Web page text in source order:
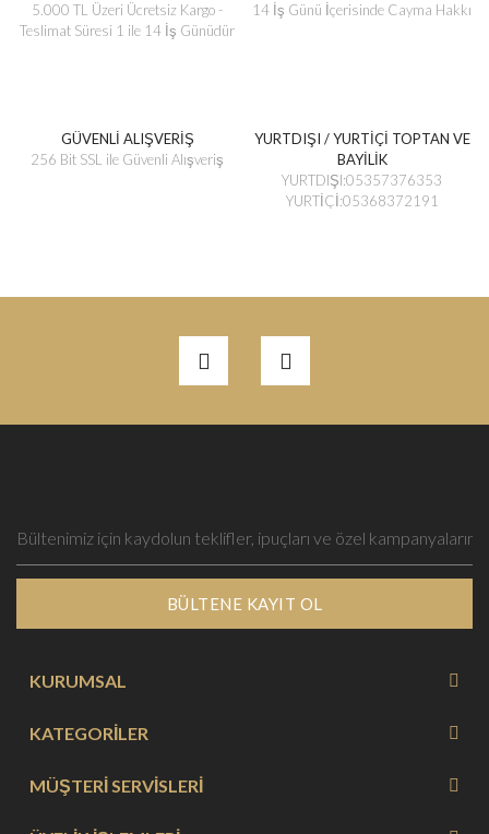
5.000 TL Üzeri Ücretsiz Kargo -
Teslimat Süresi 1 ile 14 İş Günüdür
14 İş Günü İçerisinde Cayma Hakkı
GÜVENLİ ALIŞVERİŞ
256 Bit SSL ile Güvenli Alışveriş
YURTDIŞI / YURTİÇİ TOPTAN VE
BAYİLİK
YURTDIŞI:05357376353
YURTİÇİ:05368372191
BÜLTENE KAYIT OL
KURUMSAL
KATEGORİLER
MÜŞTERİ SERVİSLERİ